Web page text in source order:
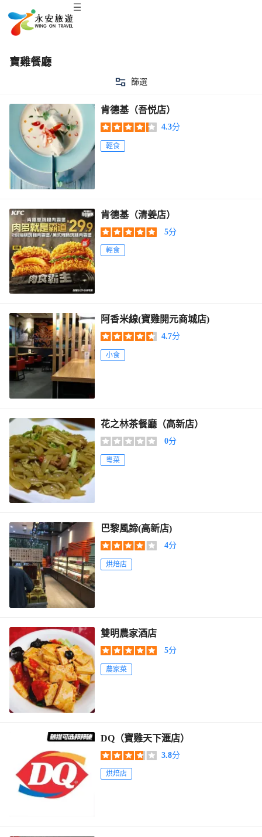
寶雞餐廳
篩選
肯德基（吾悦店）
4.3分
輕食
肯德基（清姜店）
5分
輕食
阿香米線(寶雞開元商城店)
4.7分
小食
花之林茶餐廳（高新店）
0分
粵菜
巴黎風諦(高新店)
4分
烘焙店
雙明農家酒店
5分
農家菜
DQ（寶雞天下滙店）
3.8分
烘焙店